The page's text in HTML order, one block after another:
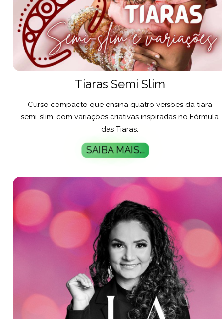
Tiaras Semi Slim
Curso compacto que ensina quatro versões da tiara
semi-slim, com variações criativas inspiradas no Fórmula
das Tiaras.
SAIBA MAIS...